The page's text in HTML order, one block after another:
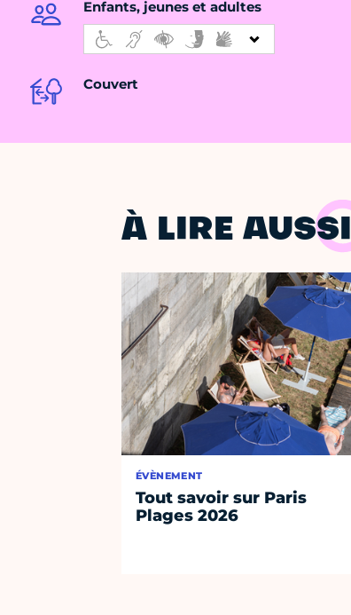
Enfants, jeunes et adultes
Couvert
À LIRE AUSSI
ÉVÈNEMENT
Tout savoir sur Paris
Plages 2026